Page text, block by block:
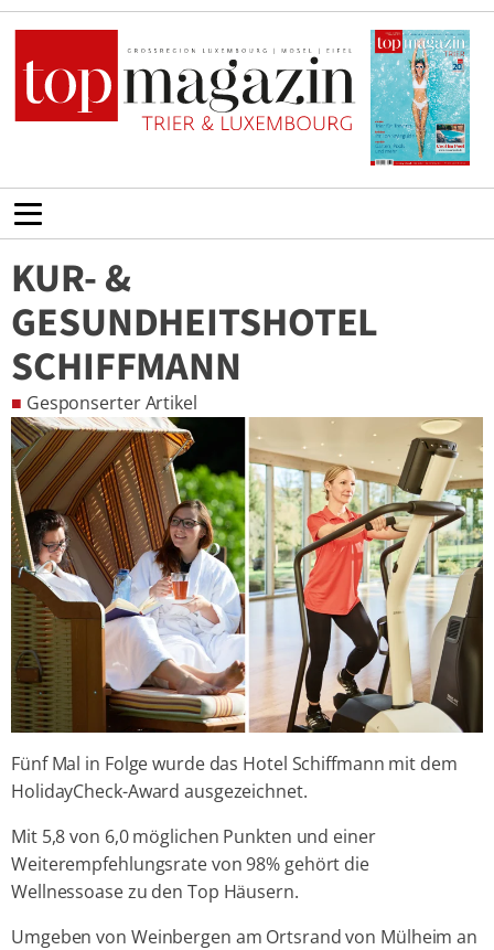
KUR- &
GESUNDHEITSHOTEL
SCHIFFMANN
■ Gesponserter Artikel
Fünf Mal in Folge wurde das Hotel Schiffmann mit dem
HolidayCheck-Award ausgezeichnet.
Mit 5,8 von 6,0 möglichen Punkten und einer
Weiterempfehlungsrate von 98% gehört die
Wellnessoase zu den Top Häusern.
Umgeben von Weinbergen am Ortsrand von Mülheim an